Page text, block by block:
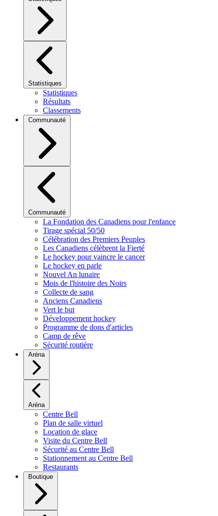
Statistiques
Statistiques
Résultats
Classements
Communauté
Communauté
La Fondation des Canadiens pour l'enfance
Tirage spécial 50/50
Célébration des Premiers Peuples
Les Canadiens célèbrent la Fierté
Le hockey pour vaincre le cancer
Le hockey en parle
Nouvel An lunaire
Mois de l'histoire des Noirs
Collecte de sang
Anciens Canadiens
Vert le but
Développement hockey
Programme de dons d'articles
Camp de rêve
Sécurité routière
Aréna
Aréna
Centre Bell
Plan de salle virtuel
Location de glace
Visite du Centre Bell
Sécurité au Centre Bell
Stationnement au Centre Bell
Restaurants
Boutique